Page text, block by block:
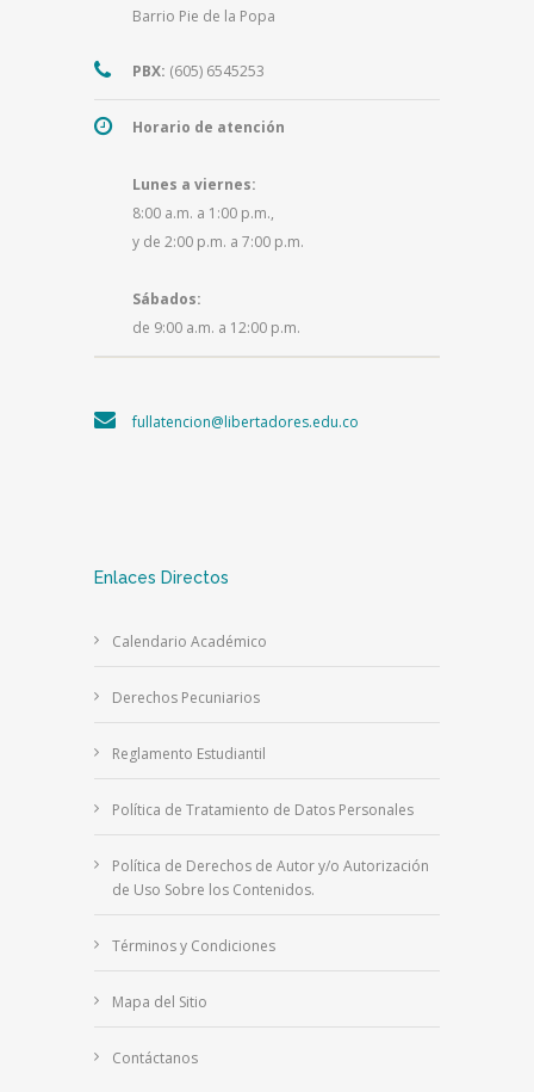
Barrio Pie de la Popa
PBX: (605) 6545253
Horario de atención
Lunes a viernes:
8:00 a.m. a 1:00 p.m.,
y de 2:00 p.m. a 7:00 p.m.
Sábados:
de 9:00 a.m. a 12:00 p.m.
fullatencion@libertadores.edu.co
Enlaces Directos
Calendario Académico
Derechos Pecuniarios
Reglamento Estudiantil
Política de Tratamiento de Datos Personales
Política de Derechos de Autor y/o Autorización
de Uso Sobre los Contenidos.
Términos y Condiciones
Mapa del Sitio
Contáctanos